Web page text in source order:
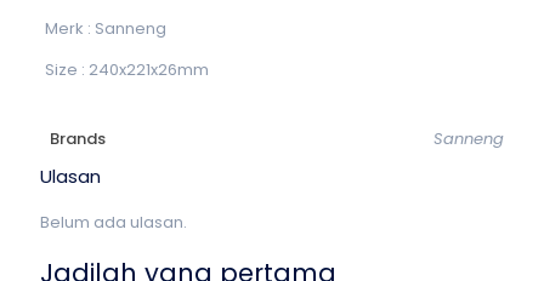
Merk : Sanneng
Size : 240x221x26mm
Brands Sanneng
Ulasan
Belum ada ulasan.
Jadilah yang pertama